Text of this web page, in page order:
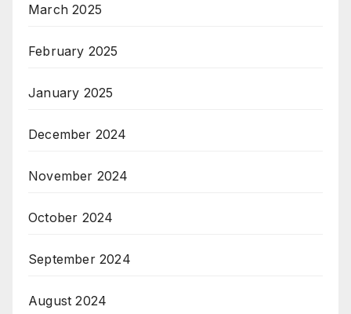
March 2025
February 2025
January 2025
December 2024
November 2024
October 2024
September 2024
August 2024